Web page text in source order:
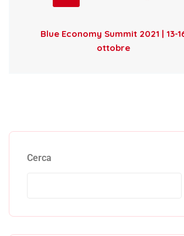
Blue Economy Summit 2021 | 13-
ottobre
Cerca